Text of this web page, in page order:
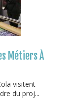
Métiers À
visitent
du proj...